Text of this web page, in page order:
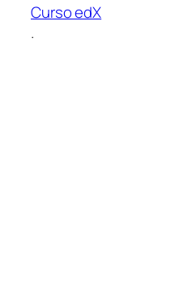
Curso edX
.